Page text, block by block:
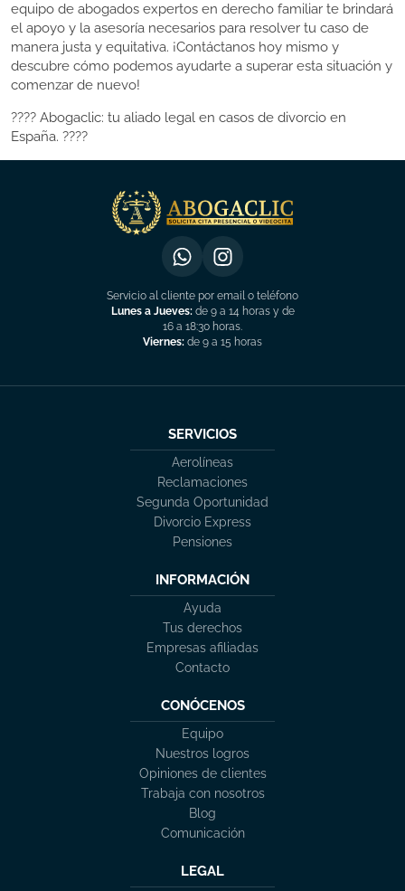
equipo de abogados expertos en derecho familiar te brindará
el apoyo y la asesoría necesarios para resolver tu caso de
manera justa y equitativa. ¡Contáctanos hoy mismo y
descubre cómo podemos ayudarte a superar esta situación y
comenzar de nuevo!
???? Abogaclic: tu aliado legal en casos de divorcio en
España. ????
Servicio al cliente por email o teléfono
Lunes a Jueves:de 9 a 14 horas y de
16 a 18:30 horas.
Viernes: de 9 a 15 horas
SERVICIOS
Aerolíneas
Reclamaciones
Segunda Oportunidad
Divorcio Express
Pensiones
INFORMACIÓN
Ayuda
Tus derechos
Empresas afiliadas
Contacto
CONÓCENOS
Equipo
Nuestros logros
Opiniones de clientes
Trabaja con nosotros
Blog
Comunicación
LEGAL